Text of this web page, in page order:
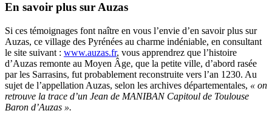
En savoir plus surAuzas
Si ces témoignages font naître en vous l’envie d’en savoir plus sur
Auzas, ce village des Pyrénées au charme indéniable, en consultant
le site suivant : www.auzas.fr, vous apprendrez que l’histoire
d’Auzas remonte au Moyen Âge, que la petite ville, d’abord rasée
par les Sarrasins, fut probablement reconstruite vers l’an 1230. Au
sujet de l’appellation Auzas, selon les archives départementales, « on
retrouve la trace d’un Jean de MANIBAN Capitoul de Toulouse
Baron d’Auzas ».